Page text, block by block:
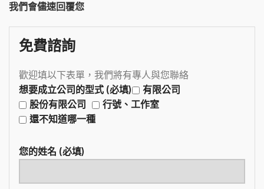
我們會儘速回覆您
免費諮詢
歡迎填以下表單，我們將有專人與您聯絡
想要成立公司的型式 (必填)
有限公司
股份有限公司
行號、工作室
還不知道哪一種
您的姓名 (必填)